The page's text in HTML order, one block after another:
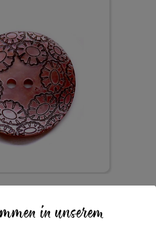
in unserem
2-Loch